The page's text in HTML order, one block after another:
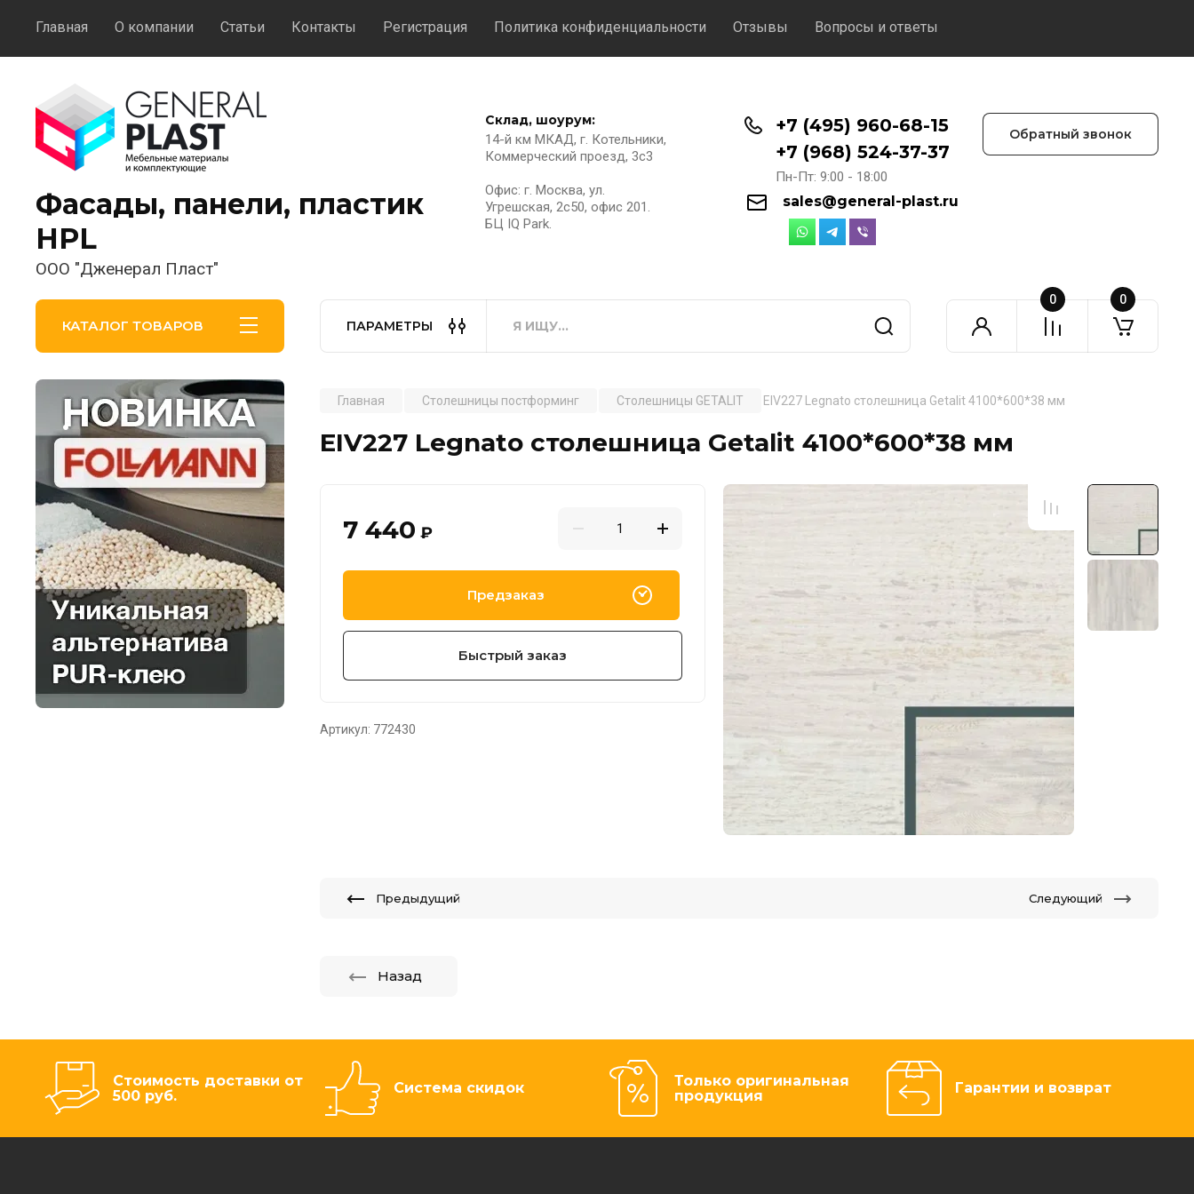
Главная О компании Статьи Контакты Регистрация Политика конфиденциальности Отзывы Вопросы и ответы
Фасады, панели, пластик
HPL
ООО "Дженерал Пласт"
Склад, шоурум:
14-й км МКАД, г. Котельники,
Коммерческий проезд, 3с3
Офис: г. Москва, ул.
Угрешская, 2с50, офис 201.
БЦ IQ Park.
+7 (495) 960-68-15
+7 (968) 524-37-37
Пн-Пт: 9:00 - 18:00
sales@general-plast.ru
Обратный звонок
КАТАЛОГ ТОВАРОВ ПАРАМЕТРЫ
0 0
.
Главная Столешницы постформинг Столешницы GETALIT EIV227 Legnato столешница Getalit 4100*600*38 мм
EIV227 Legnato столешница Getalit 4100*600*38 мм
7 440 ₽
Предзаказ
Быстрый заказ
Артикул: 772430
Предыдущий Следующий
Назад
Стоимость доставки от
500 руб.
Система скидок
Только оригинальная
продукция
Гарантии и возврат